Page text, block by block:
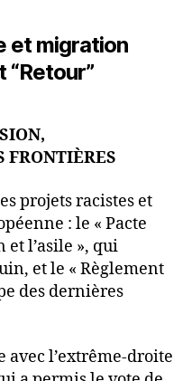
et migration
“Retour”
FRONTIÈRES
projets racistes et
: le « Pacte
l’asile », qui
et le « Règlement
des dernières
avec l’extrême-droite